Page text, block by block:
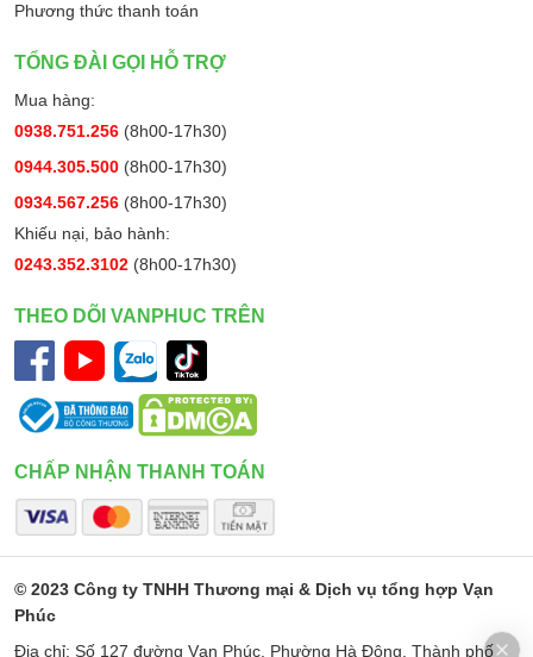
Phương thức thanh toán
TỔNG ĐÀI GỌI HỖ TRỢ
Mua hàng:
0938.751.256 (8h00-17h30)
0944.305.500 (8h00-17h30)
0934.567.256 (8h00-17h30)
Khiếu nại, bảo hành:
0243.352.3102 (8h00-17h30)
THEO DÕI VANPHUC TRÊN
CHẤP NHẬN THANH TOÁN
© 2023 Công ty TNHH Thương mại & Dịch vụ tổng hợp Vạn
Phúc
Địa chỉ: Số 127 đường Vạn Phúc, Phường Hà Đông, Thành phố